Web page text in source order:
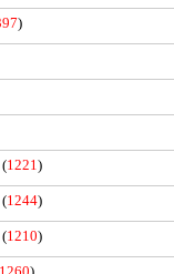
)
(1221)
(1244)
(1210)